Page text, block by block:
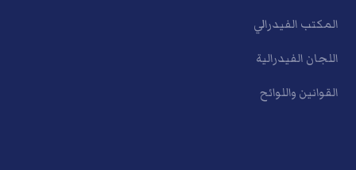
المكتب الفيدرالي
اللجان الفيدرالية
القوانين واللوائح